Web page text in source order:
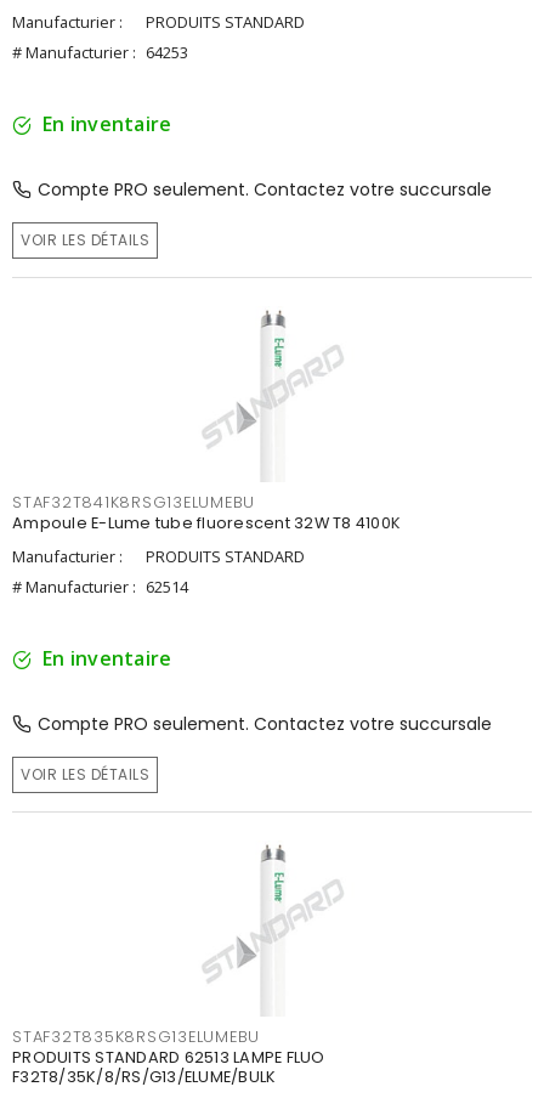
Manufacturier :
PRODUITS STANDARD
# Manufacturier : 64253
En inventaire
Compte PRO seulement. Contactez votre succursale
VOIR LES DÉTAILS
STAF32T841K8RSG13ELUMEBU
Ampoule E-Lume tube fluorescent 32W T8 4100K
Manufacturier :
PRODUITS STANDARD
# Manufacturier : 62514
En inventaire
Compte PRO seulement. Contactez votre succursale
VOIR LES DÉTAILS
STAF32T835K8RSG13ELUMEBU
PRODUITS STANDARD 62513 LAMPE FLUO
F32T8/35K/8/RS/G13/ELUME/BULK